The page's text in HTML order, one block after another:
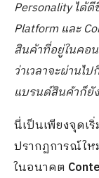
Personality ได้
Platform และ
สินค้าที่อยู่ในคอ
ว่าเวลาจะผ่าน
แบรนด์สินค้าก็ยั
นี่เป็นเพียงจุดเ
ปรากฏการณ์ให
ในอนาคต